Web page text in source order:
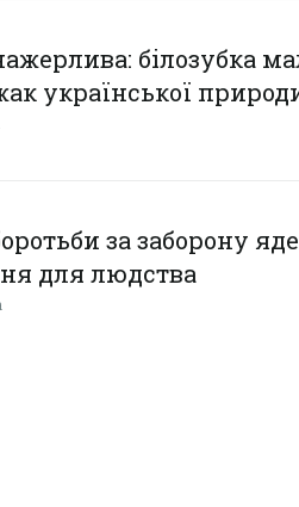
білозубка
української
за заборону
для людства